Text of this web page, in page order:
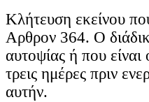
Κλήτευση εκείνου
Αρθρον 364. Ο
αυτοψίας ή που είναι
τρεις ημέρες πριν
αυτήν.